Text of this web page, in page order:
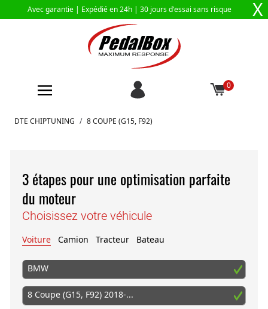
Avec garantie | Expédié en 24h | 30 jours d'essai sans risque X
0
Aller au contenu
DTE CHIPTUNING / 8 COUPE (G15, F92)
3 étapes pour une optimisation parfaite
du moteur
Choisissez votre véhicule
Voiture Camion Tracteur Bateau
BMW
8 Coupe (G15, F92) 2018-...